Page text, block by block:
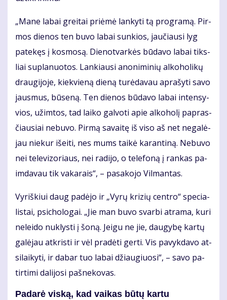
„Ma­ne la­bai grei­tai pri­ėmė lan­ky­ti tą pro­gra­mą. Pir­
mos die­nos ten bu­vo la­bai sun­kios, jau­čiau­si lyg
pa­te­kęs į kos­mo­są. Die­no­tvarkės bū­da­vo la­bai tiks­
liai su­pla­nuo­tos. Lan­kiau­si ano­ni­mi­nių al­ko­ho­li­kų
drau­gi­jo­je, kiek­vie­ną die­ną tu­rė­da­vau ap­ra­šy­ti sa­vo
jaus­mus, bū­se­ną. Ten die­nos bū­da­vo la­bai in­ten­sy­
vios, už­im­tos, tad lai­ko gal­vo­ti apie al­ko­ho­lį pa­pras­
čiau­siai ne­bu­vo. Pir­mą sa­vai­tę iš vi­so aš net ne­ga­lė­
jau nie­kur iš­ei­ti, nes mums tai­kė ka­ran­ti­ną. Ne­bu­vo
nei te­le­vi­zo­riaus, nei ra­di­jo, o te­le­fo­ną į ran­kas pa­
im­da­vau tik va­ka­rais“, – pa­sa­ko­jo Vil­man­tas.
Vy­riš­kiui daug pa­dė­jo ir „Vy­rų kri­zių cen­tro“ spe­cia­
lis­tai, psi­cho­lo­gai. „Jie man bu­vo svar­bi at­ra­ma, ku­ri
ne­lei­do nu­klys­ti į šo­ną. Jei­gu ne jie, dau­gy­bę kar­tų
ga­lė­jau at­kris­ti ir vėl pra­dė­ti ger­ti. Vis pa­vyk­da­vo at­
si­lai­ky­ti, ir da­bar tuo la­bai džiau­giuo­si“, – sa­vo pa­
tir­ti­mi da­li­jo­si pa­šne­ko­vas.
Pa­da­rė vis­ką, kad vai­kas bū­tų kar­tu